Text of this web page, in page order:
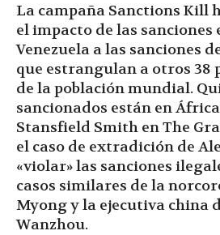
La campaña Sanctions Kill
el impacto de las sanciones
Venezuela a las sanciones
que estrangulan a otros 38
de la población mundial.
sancionados están en
Stansfield Smith en The
el caso de extradición de
«violar» las sanciones
casos similares de la
Myong y la ejecutiva china
Wanzhou.